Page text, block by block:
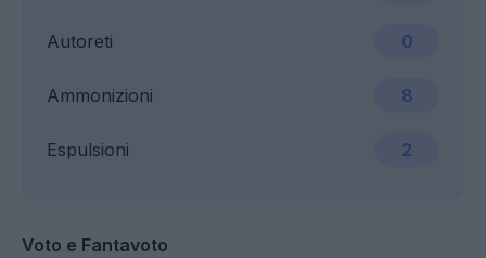
Ammonizioni 8
Espulsioni 2
Autoreti 0
Voto e Fantavoto